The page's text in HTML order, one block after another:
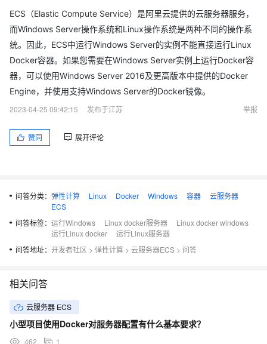
ECS（Elastic Compute Service）是阿里云提供的云服务器服务，
而Windows Server操作系统和Linux操作系统是两种不同的操作系
统。因此，ECS中运行Windows Server的实例不能直接运行Linux
Docker容器。如果您需要在Windows Server实例上运行Docker容
器，可以使用Windows Server 2016及更高版本中提供的Docker
Engine，并使用支持Windows Server的Docker镜像。
2023-04-25 09:42:15
发布于江苏 举报
赞同 展开评论
问答分类： 弹性计算 Linux Docker Windows 容器
云服务器
ECS
问答标签： 运行Windows Linux docker服务器
Linux docker windows
运行Linux docker
运行Linux服务器
问答地址： 开发者社区 > 弹性计算 > 云服务器ECS > 问答
相关问答
云服务器 ECS
小型项目使用Docker对服务器配置有什么基本要求？
462 1